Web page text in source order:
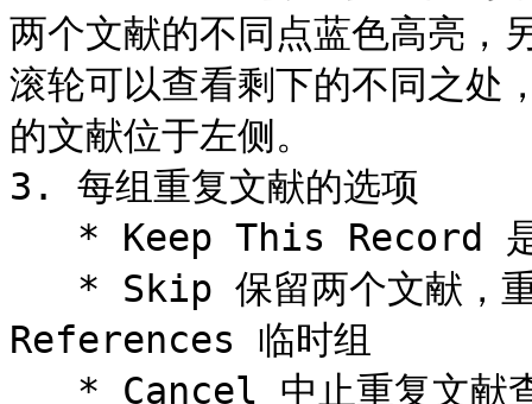
两个文献的不同点蓝色高亮，
滚轮可以查看剩下的不同之处
的文献位于左侧。
3. 每组重复文献的选项
References 临时组